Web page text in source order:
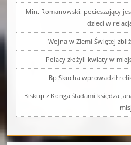
Min. Romanowski: pocieszający
dzieci w
Wojna w Ziemi Świętej
Polacy złożyli kwiaty w
Bp Skucha wprowadził
Biskup z Konga śladami księdza